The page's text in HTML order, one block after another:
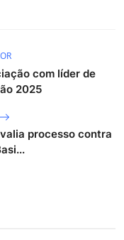
com líder de
2025
processo contra